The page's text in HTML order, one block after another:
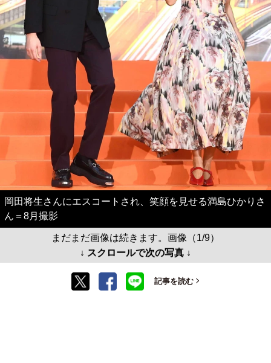
岡田将生さんにエスコートされ、笑顔を見せる満島ひかりさ
ん＝8月撮影
まだまだ画像は続きます。画像（1/9）
↓ スクロールで次の写真 ↓
記事を読む